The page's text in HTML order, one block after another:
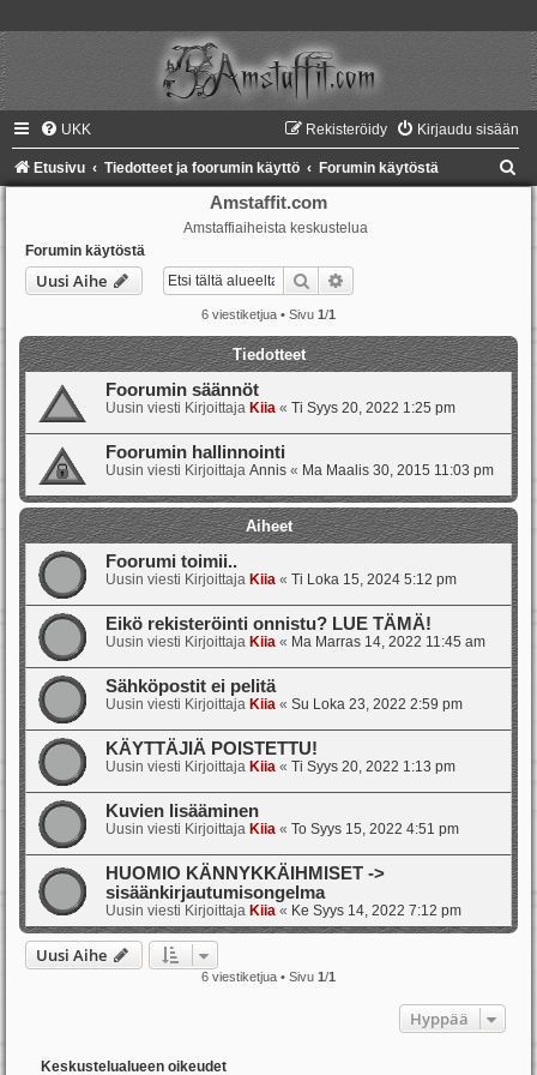
UKK Kirjaudu sisään
Rekisteröidy
Etusivu Tiedotteet ja foorumin käyttö Forumin käytöstä
Amstaffit.com
Amstaffiaiheista keskustelua
Forumin käytöstä
Uusi Aihe Etsi
6 viestiketjua • Sivu 1/1
Tiedotteet
Foorumin säännöt
Uusin viesti Kirjoittaja Kiia « Ti Syys 20, 2022 1:25 pm
Foorumin hallinnointi
Uusin viesti Kirjoittaja Annis « Ma Maalis 30, 2015 11:03 pm
Aiheet
Foorumi toimii..
Uusin viesti Kirjoittaja Kiia « Ti Loka 15, 2024 5:12 pm
Eikö rekisteröinti onnistu? LUE TÄMÄ!
Uusin viesti Kirjoittaja Kiia « Ma Marras 14, 2022 11:45 am
Sähköpostit ei pelitä
Uusin viesti Kirjoittaja Kiia « Su Loka 23, 2022 2:59 pm
KÄYTTÄJIÄ POISTETTU!
Uusin viesti Kirjoittaja Kiia « Ti Syys 20, 2022 1:13 pm
Kuvien lisääminen
Uusin viesti Kirjoittaja Kiia « To Syys 15, 2022 4:51 pm
HUOMIO KÄNNYKKÄIHMISET ->
sisäänkirjautumisongelma
Uusin viesti Kirjoittaja Kiia « Ke Syys 14, 2022 7:12 pm
Uusi Aihe
6 viestiketjua • Sivu 1/1
Hyppää
Keskustelualueen oikeudet